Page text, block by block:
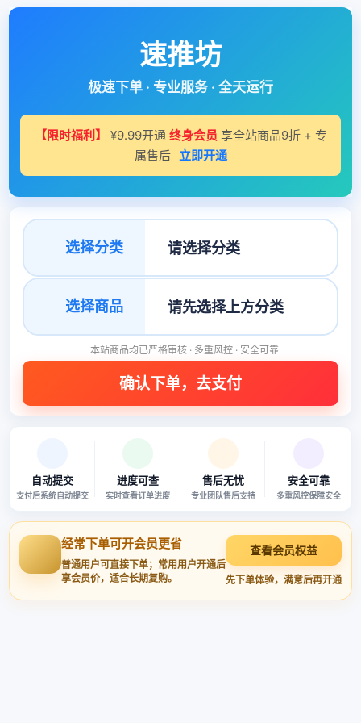
速推坊
极速下单 · 专业服务 · 全天运行
【限时福利】 ¥9.99开通 终身会员 享全站商品9折 + 专
属售后 立即开通
选择分类
选择商品
本站商品均已严格审核 · 多重风控 · 安全可靠
自动提交
支付后系统自动提交
进度可查
实时查看订单进度
售后无忧
专业团队售后支持
安全可靠
多重风控保障安全
经常下单可开会员更省
普通用户可直接下单；常用用户开通后
享会员价，适合长期复购。
查看会员权益
先下单体验，满意后再开通